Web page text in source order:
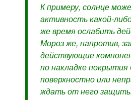
К примеру, солнце
активность какой-
же время ослабить
Мороз же, напротив,
действующие
по накладке
поверхностно или
ждать от него